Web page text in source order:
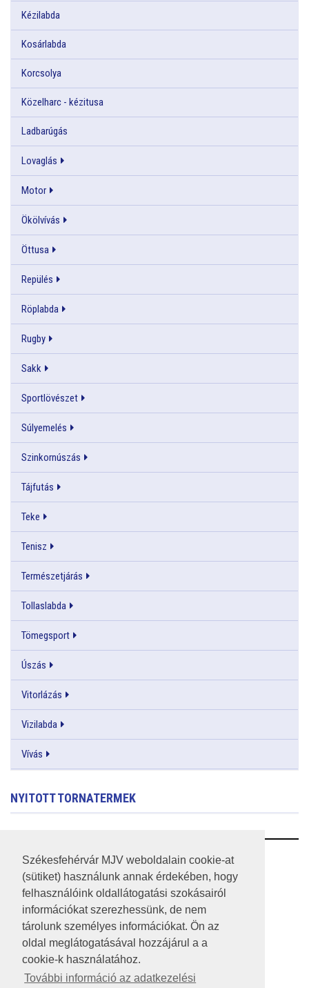
Székesfehérvár MJV weboldalain cookie-at
(sütiket) használunk annak érdekében, hogy
felhasználóink oldallátogatási szokásairól
információkat szerezhessünk, de nem
tárolunk személyes információkat. Ön az
oldal meglátogatásával hozzájárul a a
cookie-k használatához.
További információ az adatkezelési
Kézilabda
Kosárlabda
Korcsolya
Közelharc - kézitusa
Ladbarúgás
Lovaglás
Motor
Ökölvívás
Öttusa
Repülés
Röplabda
Rugby
Sakk
Sportlövészet
Súlyemelés
Szinkornúszás
Tájfutás
Teke
Tenisz
Természetjárás
Tollaslabda
Tömegsport
Úszás
Vitorlázás
Vizilabda
Vívás
NYITOTT TORNATERMEK
RSS
A HONLAP 2017.03.31-I ÁLLAPOTA
JOGI NYILATKOZAT
IMPRESSZUM